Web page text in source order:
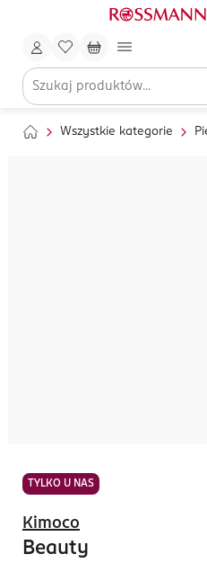
Wszystkie kategorie
TYLKO U NAS
Kimoco
Beauty